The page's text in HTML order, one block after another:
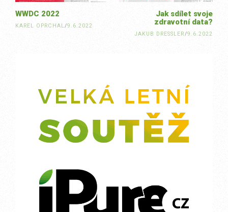
Jak sdílet svoje
zdravotní data?
JAKUB DRESSLER/9.6.2022
WWDC 2022
KAREL OPRCHAL/9.6.2022